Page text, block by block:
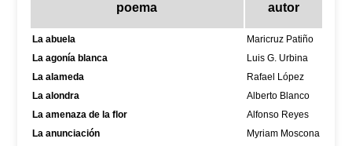
poema autor
La abuela
Maricruz Patiño
La agonía blanca
Luis G. Urbina
La alameda
Rafael López
La alondra
Alberto Blanco
La amenaza de la flor
Alfonso Reyes
La anunciación
Myriam Moscona